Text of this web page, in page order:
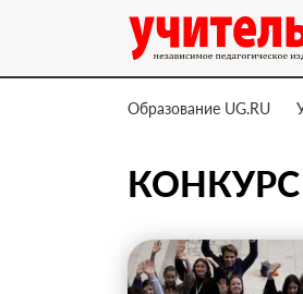
Образование UG.RU
КОНКУРС